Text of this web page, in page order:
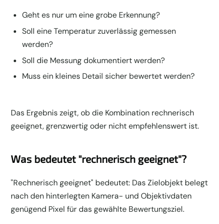
Geht es nur um eine grobe Erkennung?
Soll eine Temperatur zuverlässig gemessen
werden?
Soll die Messung dokumentiert werden?
Muss ein kleines Detail sicher bewertet werden?
Das Ergebnis zeigt, ob die Kombination rechnerisch
geeignet, grenzwertig oder nicht empfehlenswert ist.
Was bedeutet "rechnerisch geeignet"?
"Rechnerisch geeignet" bedeutet: Das Zielobjekt belegt
nach den hinterlegten Kamera- und Objektivdaten
genügend Pixel für das gewählte Bewertungsziel.